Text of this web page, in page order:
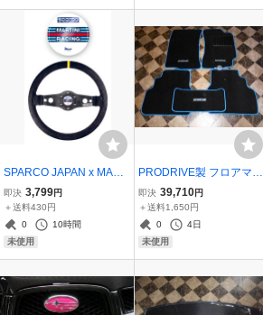
SPARCO JAPAN x MARTI
NI RACING スパルコ 正規
品 ホーンボタンエンブレ
ムのみ
即決 3,799円
＋送料430円
0
10時間
未使用
PRODRIVE製 フロアマッ
ト本体黒で縁取りが青 5
枚1台分（GC8型後期）
（受注生産品） *送料別
途
即決 39,710円
＋送料1,650円
0
4日
未使用